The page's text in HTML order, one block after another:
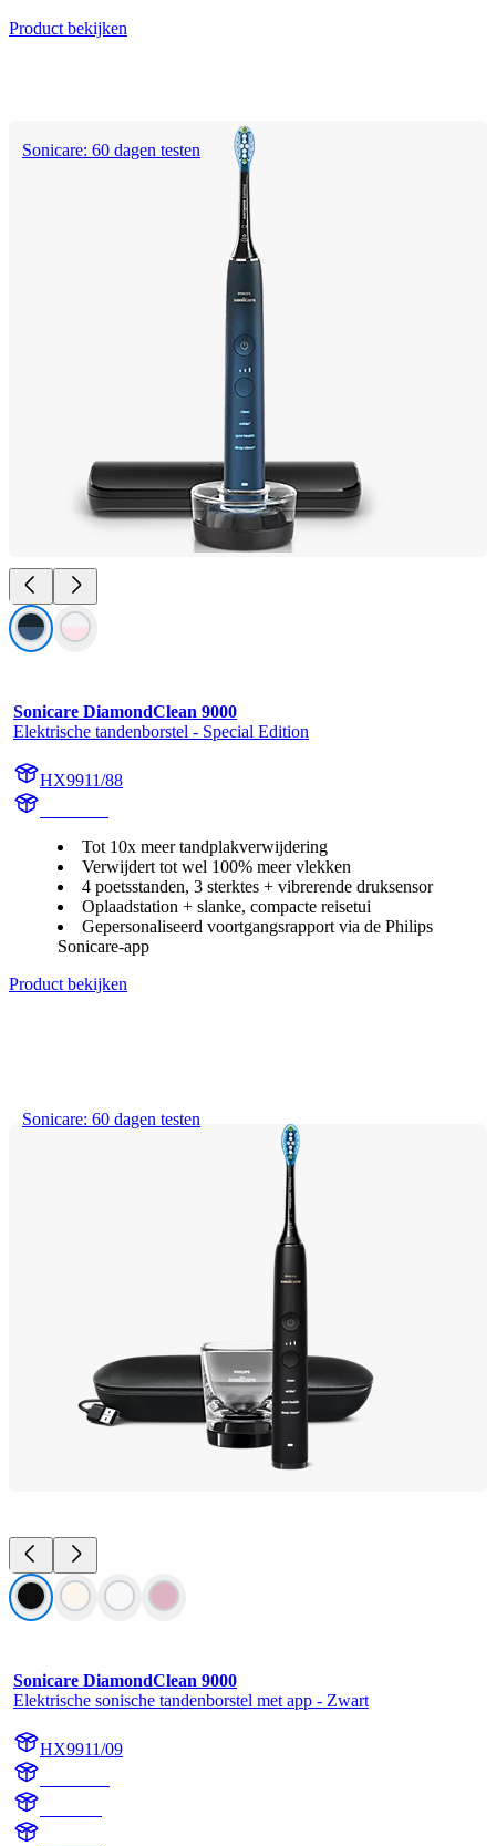
Product bekijken
Sonicare: 60 dagen testen
Sonicare DiamondClean 9000
Elektrische tandenborstel - Special Edition
HX9911/88
Tot 10x meer tandplakverwijdering
Verwijdert tot wel 100% meer vlekken
4 poetsstanden, 3 sterktes + vibrerende druksensor
Oplaadstation + slanke, compacte reisetui
Gepersonaliseerd voortgangsrapport via de Philips
Sonicare-app
Product bekijken
Sonicare: 60 dagen testen
Sonicare DiamondClean 9000
Elektrische sonische tandenborstel met app - Zwart
HX9911/09